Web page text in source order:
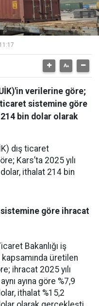
verilerine göre;
ticaret sistemine göre
bin dolar olarak
dış ticaret
Kars’ta 2025 yılı
ithalat 214 bin
sistemine göre ihracat
Bakanlığı iş
üretilen
ihracat 2025 yılı
ayına göre %7,9
ithalat %15,2